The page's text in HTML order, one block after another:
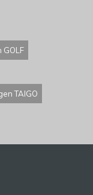
GOLF
TAIGO